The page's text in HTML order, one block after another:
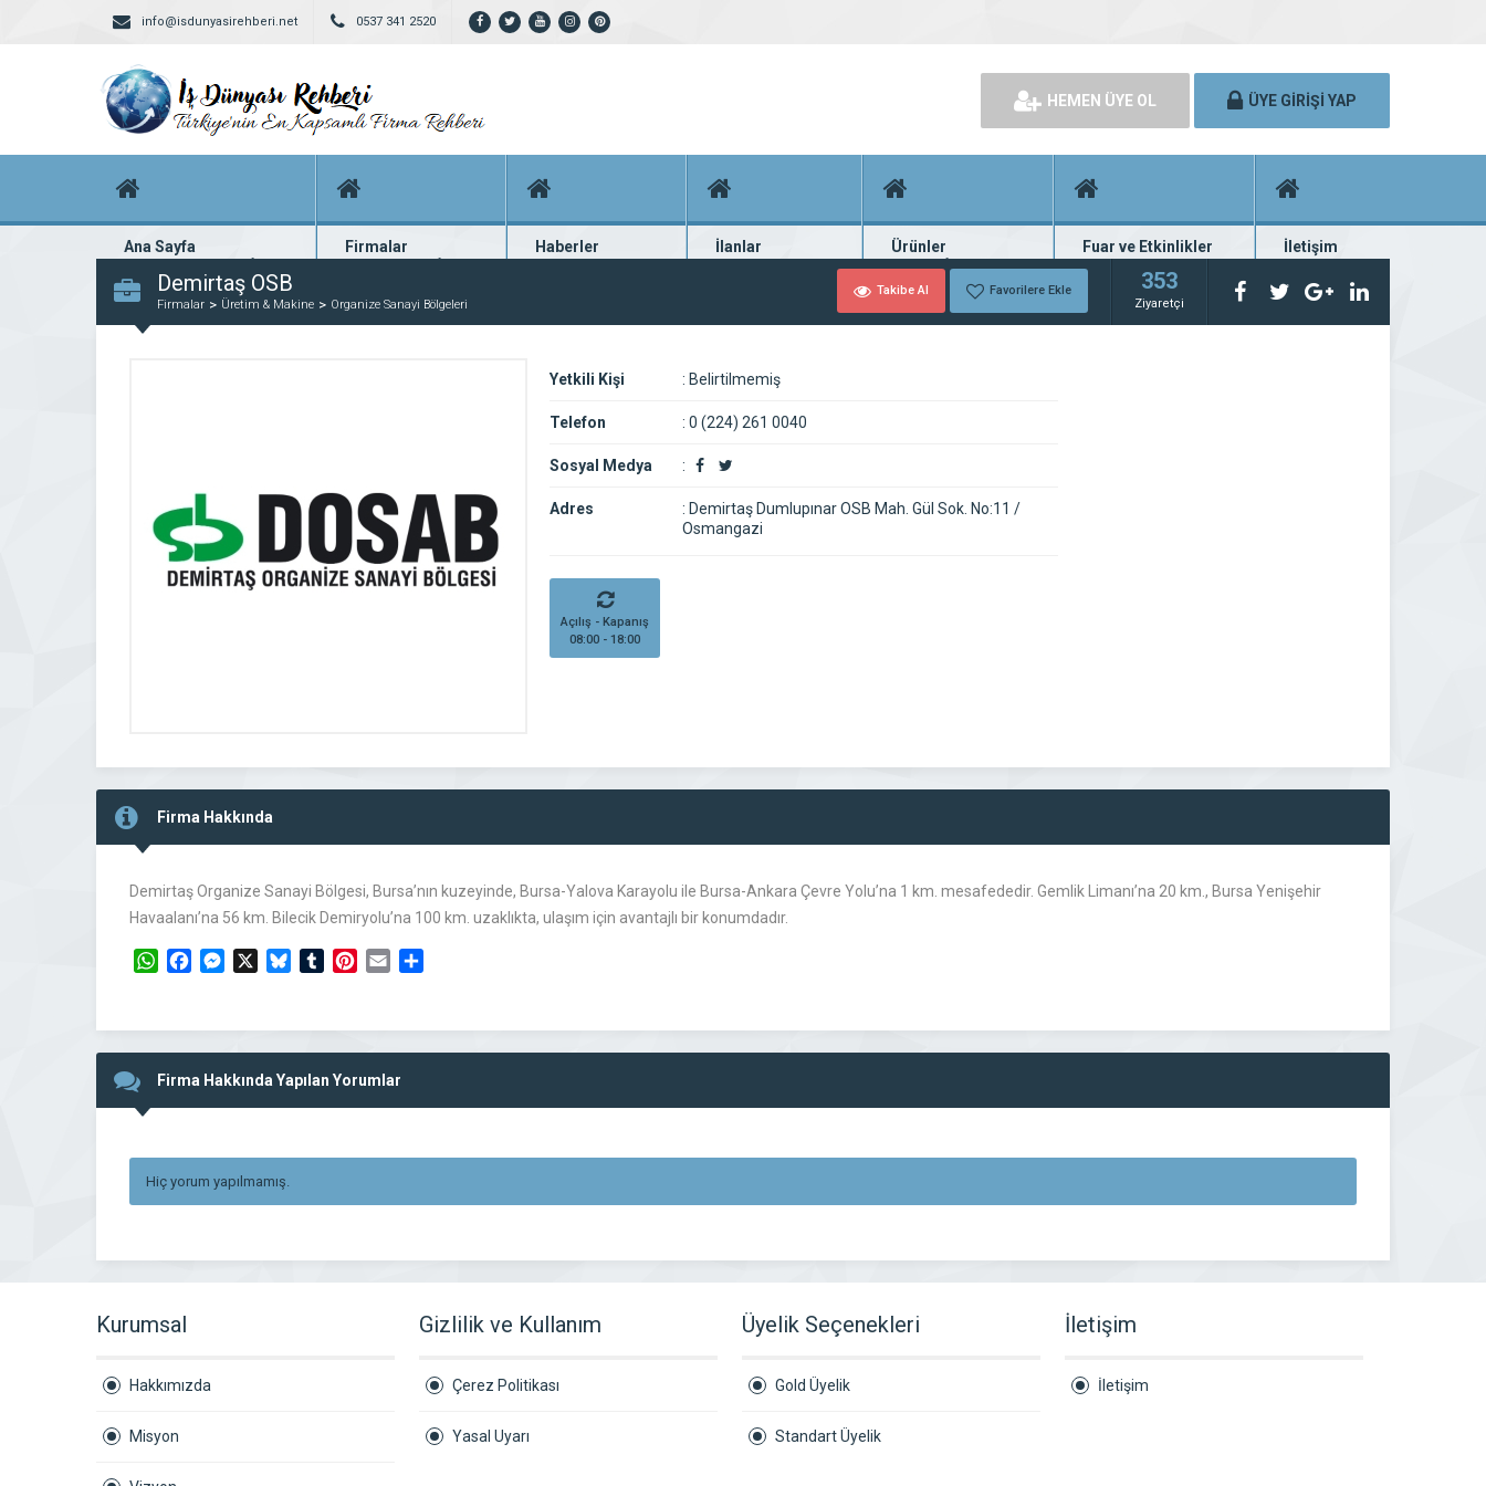
info@isdunyasirehberi.net 0537 341 2520
HEMEN ÜYE OL ÜYE GİRİŞİ YAP
Ana Sayfa
Firma rehberi ana sayfanız
Firmalar
Yüzlerce kayıtlı firma
Haberler
En güncel haberler
İlanlar
Güncel seri ilanlar
Ürünler
Binlerce firma ürünü
Fuar ve Etkinlikler
Fuar ve etkinlik planları
İletişim
Bize ulaşın
Demirtaş OSB
Firmalar Üretim & Makine Organize Sanayi Bölgeleri
Takibe Al Favorilere Ekle 353
Ziyaretçi
Yetkili Kişi : Belirtilmemiş
Telefon : 0 (224) 261 0040
Sosyal Medya :
Adres : Demirtaş Dumlupınar OSB Mah. Gül Sok. No:11 /
Osmangazi
Açılış - Kapanış
08:00 - 18:00
Firma Hakkında
Demirtaş Organize Sanayi Bölgesi, Bursa’nın kuzeyinde, Bursa-Yalova Karayolu ile Bursa-Ankara Çevre Yolu’na 1 km. mesafededir. Gemlik Limanı’na 20 km., Bursa Yenişehir
Havaalanı’na 56 km. Bilecik Demiryolu’na 100 km. uzaklıkta, ulaşım için avantajlı bir konumdadır.
WhatsAppFacebookMessengerBlueskyTumblrPinterest
Email
Firma Hakkında Yapılan Yorumlar
Hiç yorum yapılmamış.
Kurumsal
Hakkımızda
Misyon
Gizlilik ve Kullanım
Çerez Politikası
Yasal Uyarı
Üyelik Seçenekleri
Gold Üyelik
Standart Üyelik
İletişim
İletişim